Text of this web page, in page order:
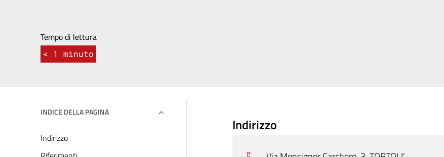
Tempo di lettura
< 1 minuto
INDICE DELLA PAGINA
Indirizzo
Indirizzo